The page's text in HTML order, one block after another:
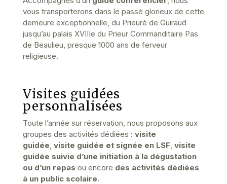
vous transporterons dans le passé glorieux de cette
demeure exceptionnelle, du Prieuré de Guiraud
jusqu’au palais XVIIIe du Prieur Commanditaire Pas
de Beaulieu, presque 1000 ans de ferveur
religieuse.
Visites guidées
personnalisées
Toute l’année sur réservation, nous proposons aux
groupes des activités dédiées : visite
guidée, visite guidée et signée en LSF, visite
guidée suivie d’une initiation à la dégustation
ou d’un repas ou encore des activités dédiées
à un public scolaire.